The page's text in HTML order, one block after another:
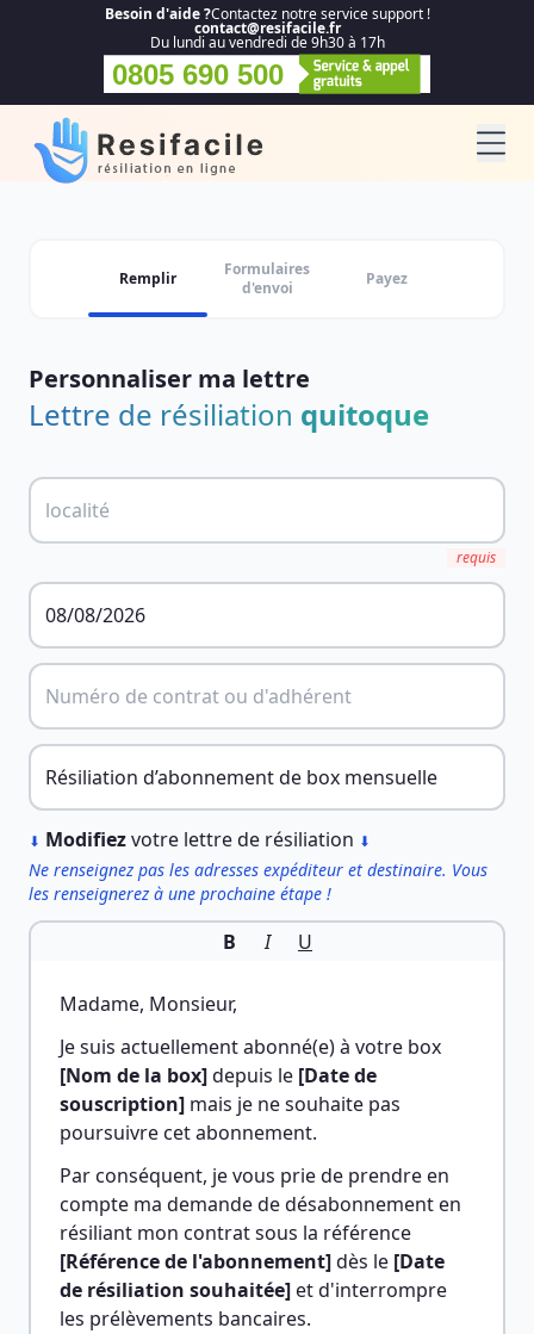
Besoin d'aide ?Contactez notre service support !
contact@resifacile.fr
Du lundi au vendredi de 9h30 à 17h
0805 690 500
Remplir
Formulaires
d'envoi
Payez
Personnaliser ma lettre
Lettre de résiliation quitoque
requis
⬇ Modifiezvotre lettre de résiliation ⬇
Ne renseignez pas les adresses expéditeur et destinaire. Vous
les renseignerez à une prochaine étape !
B I U
Madame, Monsieur,
[Nom de la box] depuis le [Date de
souscription] mais je ne souhaite pas
poursuivre cet abonnement.
Par conséquent, je vous prie de prendre en
compte ma demande de désabonnement en
[Référence de l'abonnement] dès le [Date
de résiliation souhaitée] et d'interrompre
les prélèvements bancaires.